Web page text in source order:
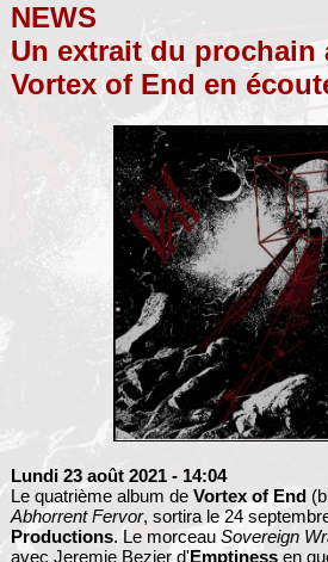
NEWS
Un extrait du prochain
Vortex of End en
Lundi 23 août 2021 - 14:04
Le quatrième album de Vortex of End
Abhorrent Fervor, sortira le 24
Productions. Le morceau Sovereign
avec Jeremie Bezier d'Emptinessen